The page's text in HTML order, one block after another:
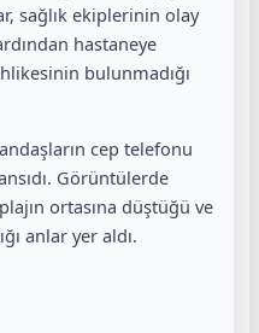
sağlık ekiplerinin olay
hastaneye
bulunmadığı
cep telefonu
Görüntülerde
ortasına düştüğü ve
anlar yer aldı.